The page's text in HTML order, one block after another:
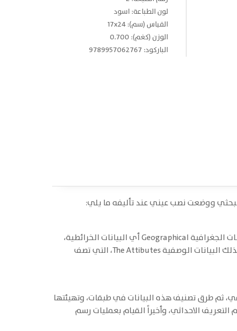
لون الطباعة: اسود
القياس (سم): 17x24
الوزن (كغم): 0.700
الباركود: 9789957062767
ووضعت نصب عيني عند تأليفه ما يلي:
2. تعريف القارئ على ماهية قواعد المعلومات Databases في نظم المعلومات الجغرافية والتي تتألف عادة من البيانات الجغرافية Geographical أي البيانات الخرائطية،
التي ترسم ظاهرات سطح الأرض على اختلاف أنواعها، وفق تصنيفاتها حسب سلاسة التعامل معها من خلال الحاسوب، وكذلك البيانات الوصفية The Attibutes، التي تصف
ثم طرق تصنيف هذه البيانات في طبقات، وتهيئتها
الاحداثي، وأخيراً القيام بعمليات رسم